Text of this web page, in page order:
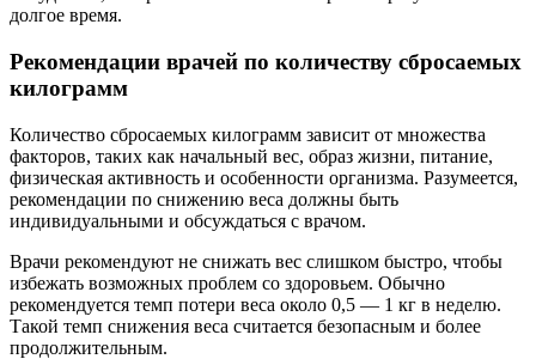
долгое время.
Рекомендации врачей по количеству сбросаемых
килограмм
Количество сбросаемых килограмм зависит от множества
факторов, таких как начальный вес, образ жизни, питание,
физическая активность и особенности организма. Разумеется,
рекомендации по снижению веса должны быть
индивидуальными и обсуждаться с врачом.
Врачи рекомендуют не снижать вес слишком быстро, чтобы
избежать возможных проблем со здоровьем. Обычно
рекомендуется темп потери веса около 0,5 — 1 кг в неделю.
Такой темп снижения веса считается безопасным и более
продолжительным.